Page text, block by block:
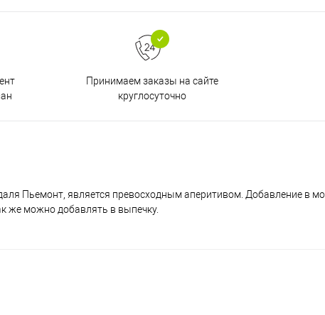
Принимаем заказы на сайте
круглосуточно
Пьемонт, является превосходным аперитивом. Добавление в
же можно добавлять в выпечку.